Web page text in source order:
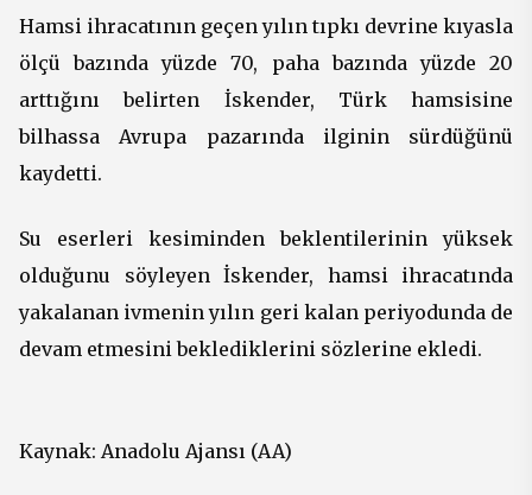
Hamsi ihracatının geçen yılın tıpkı devrine kıyasla
ölçü bazında yüzde 70, paha bazında yüzde 20
arttığını belirten İskender, Türk hamsisine
bilhassa Avrupa pazarında ilginin sürdüğünü
kaydetti.
Su eserleri kesiminden beklentilerinin yüksek
olduğunu söyleyen İskender, hamsi ihracatında
yakalanan ivmenin yılın geri kalan periyodunda de
devam etmesini beklediklerini sözlerine ekledi.
Kaynak: Anadolu Ajansı (AA)